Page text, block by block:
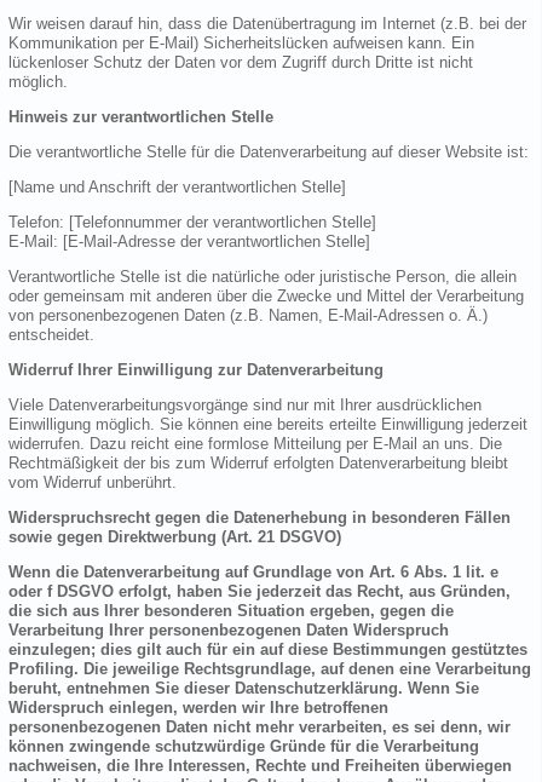
Wir weisen darauf hin, dass die Datenübertragung im Internet (z.B. bei der
Kommunikation per E-Mail) Sicherheitslücken aufweisen kann. Ein
lückenloser Schutz der Daten vor dem Zugriff durch Dritte ist nicht
möglich.
Hinweis zur verantwortlichen Stelle
Die verantwortliche Stelle für die Datenverarbeitung auf dieser Website ist:
[Name und Anschrift der verantwortlichen Stelle]
Telefon: [Telefonnummer der verantwortlichen Stelle]
E-Mail: [E-Mail-Adresse der verantwortlichen Stelle]
Verantwortliche Stelle ist die natürliche oder juristische Person, die allein
oder gemeinsam mit anderen über die Zwecke und Mittel der Verarbeitung
von personenbezogenen Daten (z.B. Namen, E-Mail-Adressen o. Ä.)
entscheidet.
Widerruf Ihrer Einwilligung zur Datenverarbeitung
Viele Datenverarbeitungsvorgänge sind nur mit Ihrer ausdrücklichen
Einwilligung möglich. Sie können eine bereits erteilte Einwilligung jederzeit
widerrufen. Dazu reicht eine formlose Mitteilung per E-Mail an uns. Die
Rechtmäßigkeit der bis zum Widerruf erfolgten Datenverarbeitung bleibt
vom Widerruf unberührt.
Widerspruchsrecht gegen die Datenerhebung in besonderen Fällen
sowie gegen Direktwerbung (Art. 21 DSGVO)
Wenn die Datenverarbeitung auf Grundlage von Art. 6 Abs. 1 lit. e
oder f DSGVO erfolgt, haben Sie jederzeit das Recht, aus Gründen,
die sich aus Ihrer besonderen Situation ergeben, gegen die
Verarbeitung Ihrer personenbezogenen Daten Widerspruch
einzulegen; dies gilt auch für ein auf diese Bestimmungen gestütztes
Profiling. Die jeweilige Rechtsgrundlage, auf denen eine Verarbeitung
beruht, entnehmen Sie dieser Datenschutzerklärung. Wenn Sie
Widerspruch einlegen, werden wir Ihre betroffenen
personenbezogenen Daten nicht mehr verarbeiten, es sei denn, wir
können zwingende schutzwürdige Gründe für die Verarbeitung
nachweisen, die Ihre Interessen, Rechte und Freiheiten überwiegen